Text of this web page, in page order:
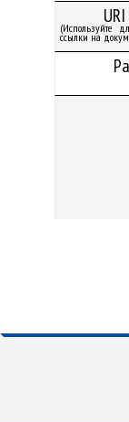
(Используйте
ссылки на